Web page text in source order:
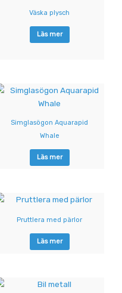
Väska plysch
Läs mer
Simglasögon Aquarapid
Whale
Läs mer
Pruttlera med pärlor
Läs mer